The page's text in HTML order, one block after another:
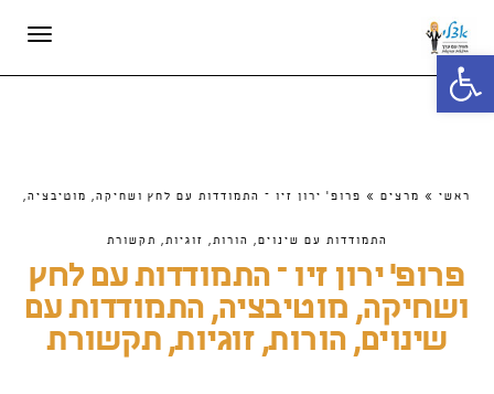
פתח סרגל נגישות
ראשי » מרצים » פרופ' ירון זיו – התמודדות עם לחץ ושחיקה, מוטיבציה,
התמודדות עם שינוים, הורות, זוגיות, תקשורת
פרופ' ירון זיו – התמודדות עם לחץ
ושחיקה, מוטיבציה, התמודדות עם
שינוים, הורות, זוגיות, תקשורת